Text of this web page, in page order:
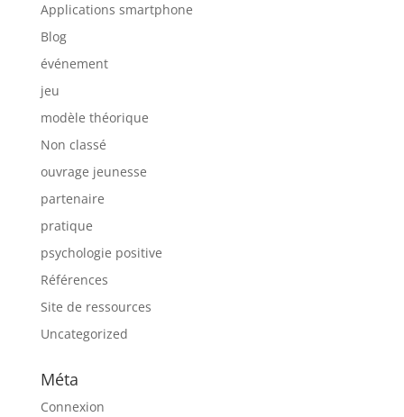
Applications smartphone
Blog
événement
jeu
modèle théorique
Non classé
ouvrage jeunesse
partenaire
pratique
psychologie positive
Références
Site de ressources
Uncategorized
Méta
Connexion